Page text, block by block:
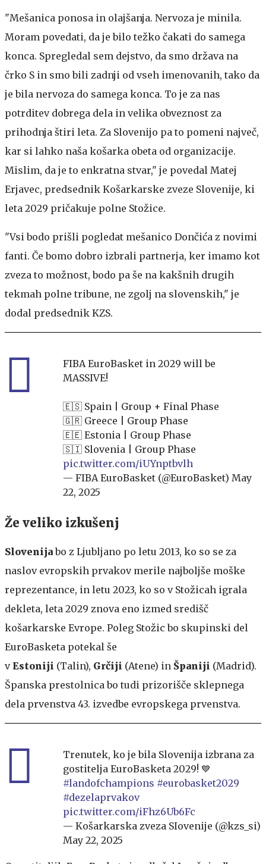
"Mešanica ponosa in olajšanja. Nervoza je minila.
Moram povedati, da je bilo težko čakati do samega
konca. Spregledal sem dejstvo, da smo država na
črko S in smo bili zadnji od vseh imenovanih, tako da
je bila nervoza do samega konca. To je za nas
potrditev dobrega dela in velika obveznost za
prihodnja štiri leta. Za Slovenijo pa to pomeni največ,
kar si lahko naša košarka obeta od organizacije.
Mislim, da je to enkratna stvar," je povedal Matej
Erjavec, predsednik Košarkarske zveze Slovenije, ki
leta 2029 pričakuje polne Stožice.
"Vsi bodo prišli pogledat mešanico Dončića z novimi
fanti. Če bomo dobro izbrali partnerja, ker imamo kot
zveza to možnost, bodo pa še na kakšnih drugih
tekmah polne tribune, ne zgolj na slovenskih," je
dodal predsednik KZS.
FIBA EuroBasket in 2029 will be
MASSIVE!
🇪🇸 Spain | Group + Final Phase
🇬🇷 Greece | Group Phase
🇪🇪 Estonia | Group Phase
🇸🇮 Slovenia | Group Phase
pic.twitter.com/iUYnptbvlh
— FIBA EuroBasket (@EuroBasket) May
22, 2025
Že veliko izkušenj
Slovenijabo z Ljubljano po letu 2013, ko so se za
naslov evropskih prvakov merile najboljše moške
reprezentance, in letu 2023, ko so v Stožicah igrala
dekleta, leta 2029 znova eno izmed središč
košarkarske Evrope. Poleg Stožic bo skupinski del
EuroBasketa potekal še
v Estoniji (Talin), Grčiji (Atene) in Španiji (Madrid).
Španska prestolnica bo tudi prizorišče sklepnega
dela prvenstva 43. izvedbe evropskega prvenstva.
Trenutek, ko je bila Slovenija izbrana za
gostitelja EuroBasketa 2029! 💙
#landofchampions #eurobasket2029
#dezelaprvakov
pic.twitter.com/iFhz6Ub6Fc
— Košarkarska zveza SIovenije (@kzs_si)
May 22, 2025